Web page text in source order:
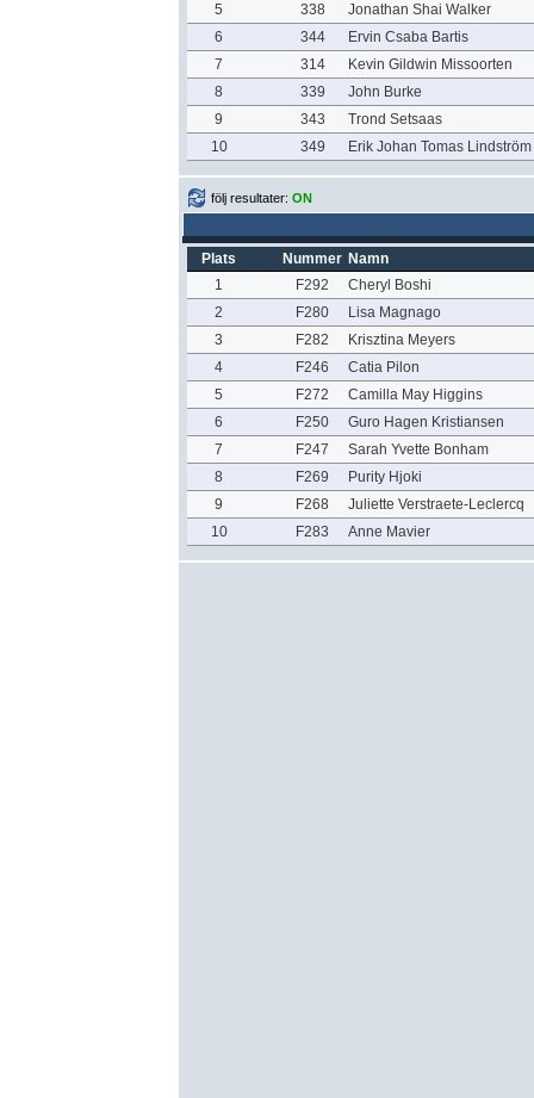
5
338
Jonathan Shai Walker
6
344
Ervin Csaba Bartis
7
314
Kevin Gildwin Missoorten
8
339
John Burke
9
343
Trond Setsaas
10
349 Erik Johan Tomas Lindström
följ resultater: ON
Plats Nummer Namn
1
F292
Cheryl Boshi
2
F280
Lisa Magnago
3
F282
Krisztina Meyers
4
F246
Catia Pilon
5
F272
Camilla May Higgins
6
F250
Guro Hagen Kristiansen
7
F247
Sarah Yvette Bonham
8
F269
Purity Hjoki
9
F268
Juliette Verstraete-Leclercq
10
F283 Anne Mavier